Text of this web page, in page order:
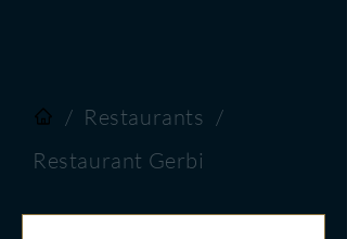
/ Restaurants /
Restaurant Gerbi